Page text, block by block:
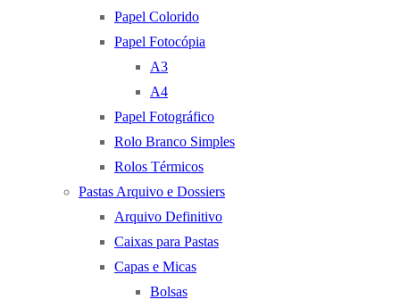
Papel Colorido
Papel Fotocópia
A3
A4
Papel Fotográfico
Rolo Branco Simples
Rolos Térmicos
Pastas Arquivo e Dossiers
Arquivo Definitivo
Caixas para Pastas
Capas e Micas
Bolsas